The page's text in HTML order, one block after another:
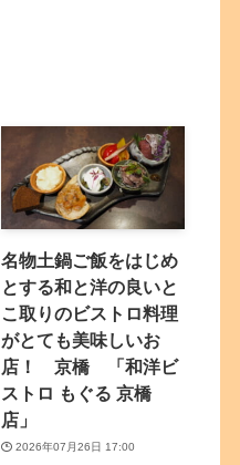
名物土鍋ご飯をはじめ
とする和と洋の良いと
こ取りのビストロ料理
がとても美味しいお
店！ 京橋 「和洋ビ
ストロ もぐる 京橋
店」
2026年07月26日 17:00